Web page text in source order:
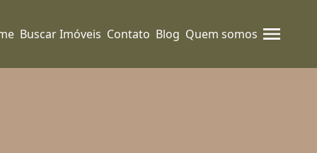
Buscar Imóveis Contato Blog Quem somos